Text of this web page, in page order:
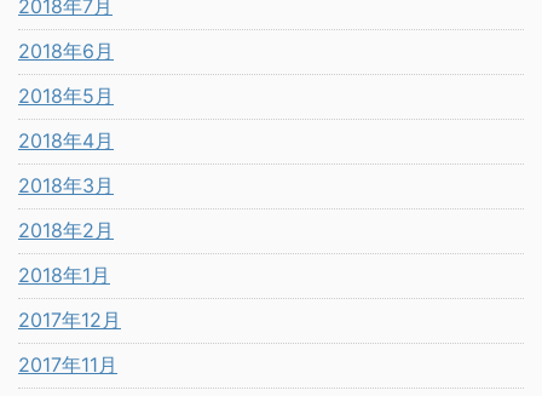
2018年7月
2018年6月
2018年5月
2018年4月
2018年3月
2018年2月
2018年1月
2017年12月
2017年11月